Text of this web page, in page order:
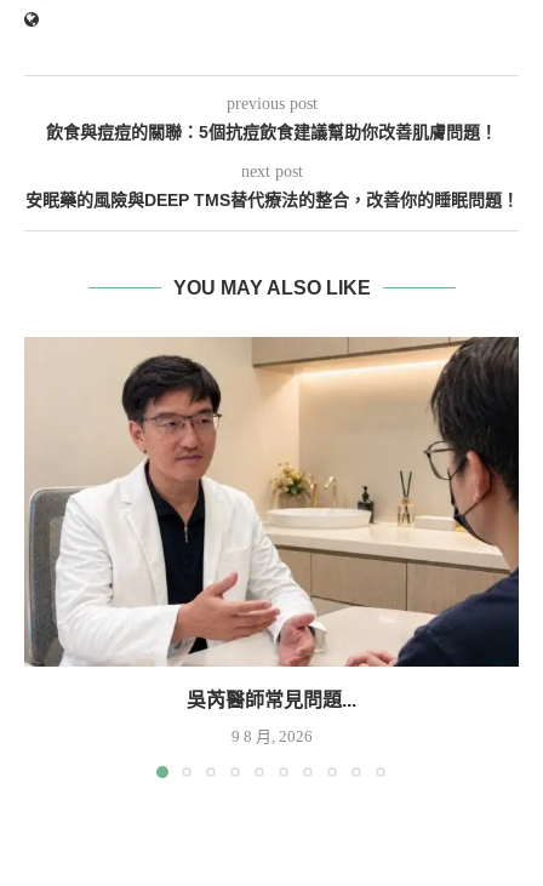
previous post
飲食與痘痘的關聯：5個抗痘飲食建議幫助你改善肌膚問題！
next post
安眠藥的風險與DEEP TMS替代療法的整合，改善你的睡眠問題！
YOU MAY ALSO LIKE
吳芮醫師常見問題...
9 8 月, 2026